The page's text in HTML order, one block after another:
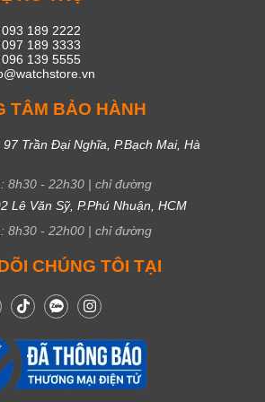
189 2222
189 3333
139 5555
TÂM BẢO HÀNH
97 Trần Đại Nghĩa, P.Bạch Mai, Hà
8h30 - 22h30 | chỉ đường
Lê Văn Sỹ, P.Phú Nhuận, HCM
8h30 - 22h00 | chỉ đường
CHÚNG TÔI TẠI